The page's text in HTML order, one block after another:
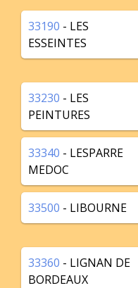
33190 - LES
ESSEINTES
33230 - LES
PEINTURES
33340 - LESPARRE
MEDOC
33500 - LIBOURNE
33360 - LIGNAN DE
BORDEAUX